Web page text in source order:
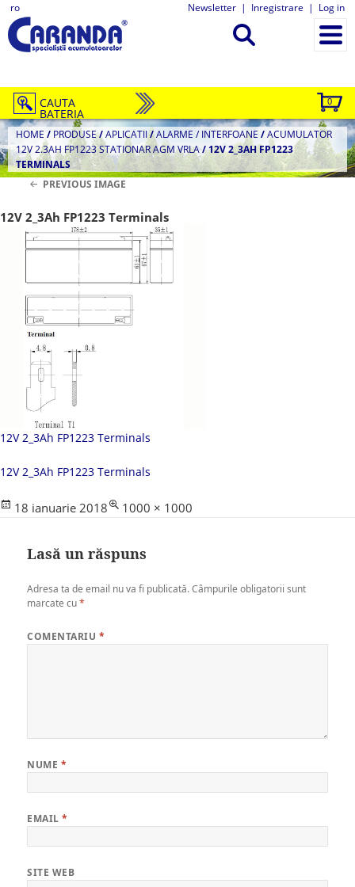
ro Newsletter | Inregistrare | Log in
0
CAUTA
BATERIA
HOME / PRODUSE/APLICATII/ALARME / INTERFOANE /ACUMULATOR
12V 2.3AH FP1223 STATIONAR AGM VRLA/12V 2_3AH FP1223
TERMINALS
PREVIOUS IMAGE
12V 2_3Ah FP1223 Terminals
12V 2_3Ah FP1223 Terminals
12V 2_3Ah FP1223 Terminals
Posted
18 ianuarie 2018
Full
1000 × 1000
Lasă un răspuns
Adresa ta de email nu va fi publicată. Câmpurile obligatorii sunt
marcate cu*
COMENTARIU *
NUME *
EMAIL*
SITE WEB